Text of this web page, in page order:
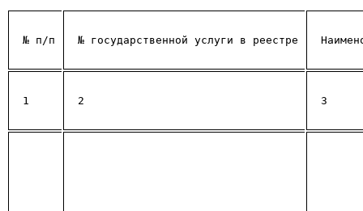
№ п/п № государственной услуги в реестре
1 2 3